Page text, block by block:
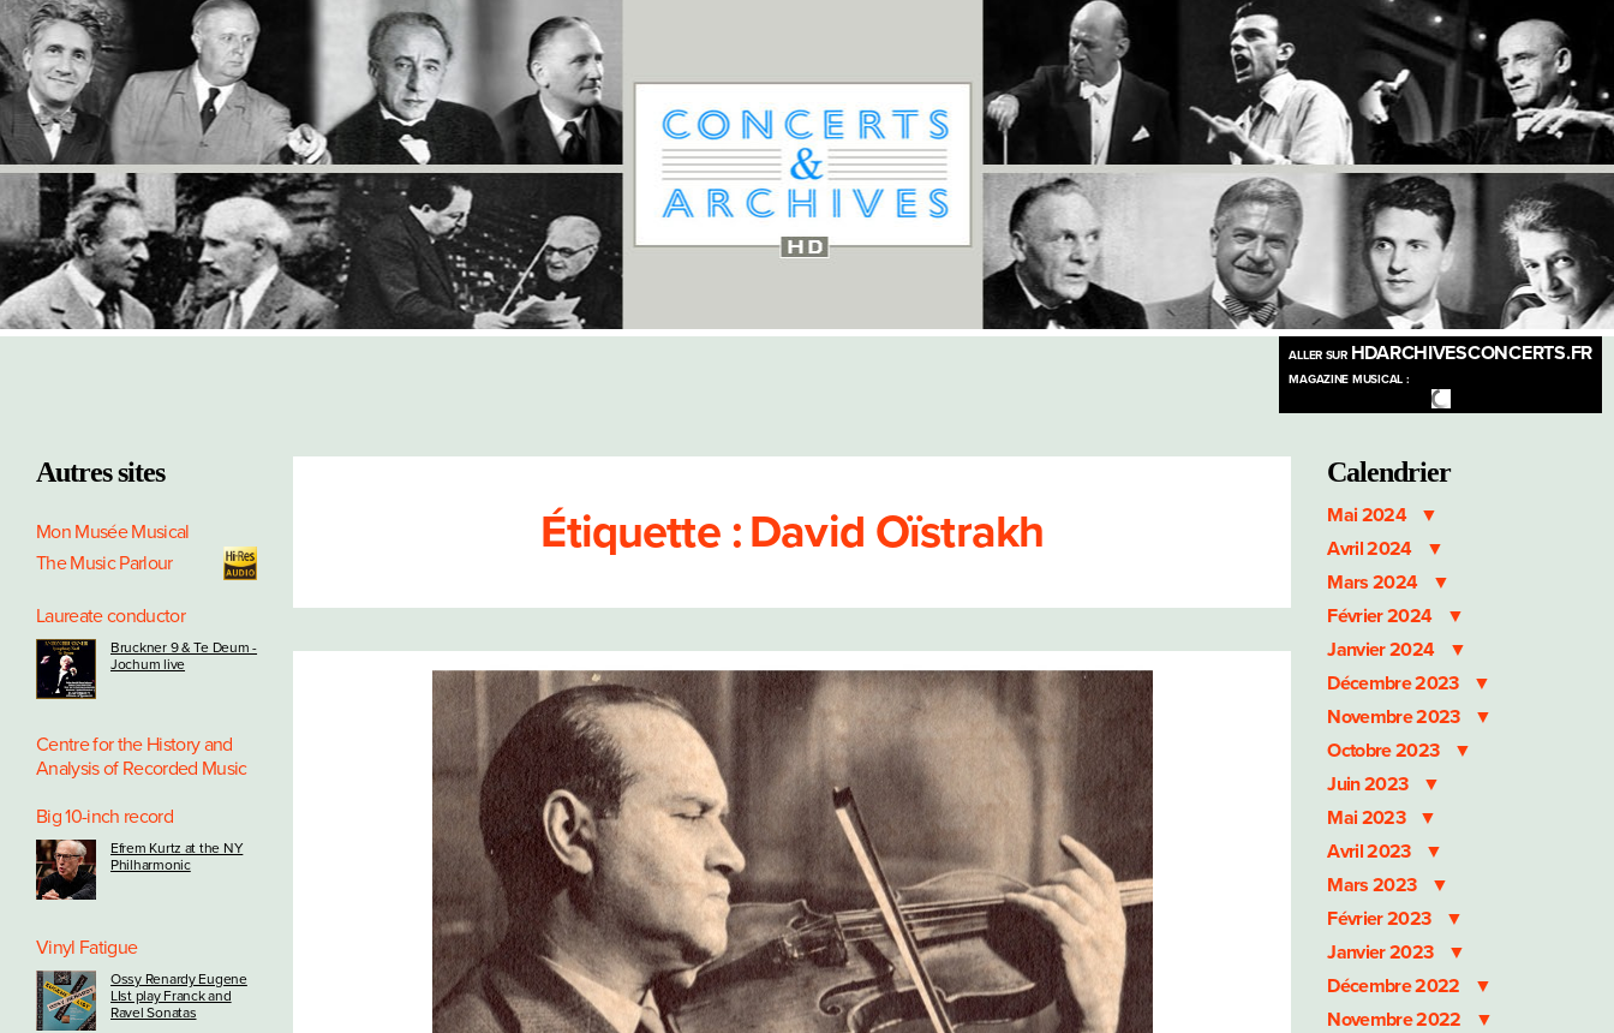
Autres sites
Mon Musée Musical
The Music Parlour
Laureate conductor
Bruckner 9 & Te Deum -
Jochum live
Centre for the History and
Analysis of Recorded Music
Big 10-inch record
Efrem Kurtz at the NY
Philharmonic
Vinyl Fatigue
Ossy Renardy Eugene
LIst play Franck and
Ravel Sonatas
Étiquette :David Oïstrakh
ALLER SUR HDARCHIVESCONCERTS.FR
MAGAZINE MUSICAL :
Calendrier
Mai 2024
Avril 2024
Mars 2024
Février 2024
Janvier 2024
Décembre 2023
Novembre 2023
Octobre 2023
Juin 2023
Mai 2023
Avril 2023
Mars 2023
Février 2023
Janvier 2023
Décembre 2022
Novembre 2022